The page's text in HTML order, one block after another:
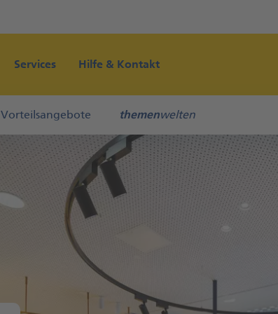
Services
Vorteilsangebote themenwelten
Hilfe & Kontakt